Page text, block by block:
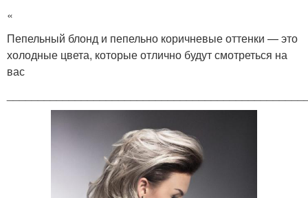
«
Пепельный блонд и пепельно коричневые оттенки — это
холодные цвета, которые отлично будут смотреться на
вас